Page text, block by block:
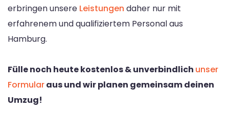
erbringen unsere Leistungen daher nur mit
erfahrenem und qualifiziertem Personal aus
Hamburg.
Fülle noch heute kostenlos & unverbindlich unser
Formularaus und wir planen gemeinsam deinen
Umzug!